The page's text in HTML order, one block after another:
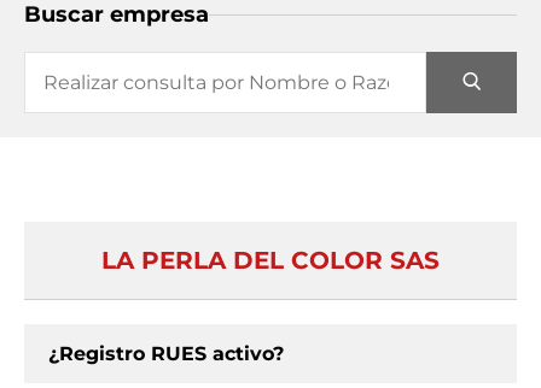
Buscar empresa
LA PERLA DEL COLOR SAS
¿Registro RUES activo?